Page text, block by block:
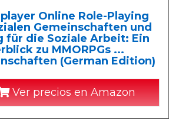
Online Role-Playing
Gemeinschaften und
für die Soziale Arbeit: Ein
zu MMORPGs ...
(German Edition)
Ver precios en Amazon